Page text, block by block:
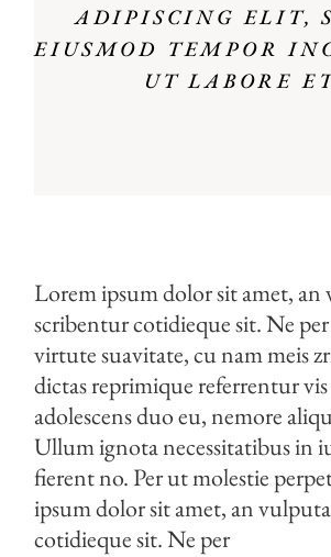
ADIPISCING ELIT,
EIUSMOD TEMPOR
UT LABORE
Lorem ipsum dolor sit amet, an
scribentur cotidieque sit. Ne
virtute suavitate, cu nam meis
dictas reprimique referrentur
adolescens duo eu, nemore
Ullum ignota necessitatibus in
fierent no. Per ut molestie
ipsum dolor sit amet, an
cotidieque sit. Ne per